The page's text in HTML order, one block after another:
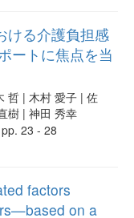
ける介護負担感
ートに焦点を当
哲 | 木村 愛子 | 佐
樹 | 神田 秀幸
23 - 28
factors
on a